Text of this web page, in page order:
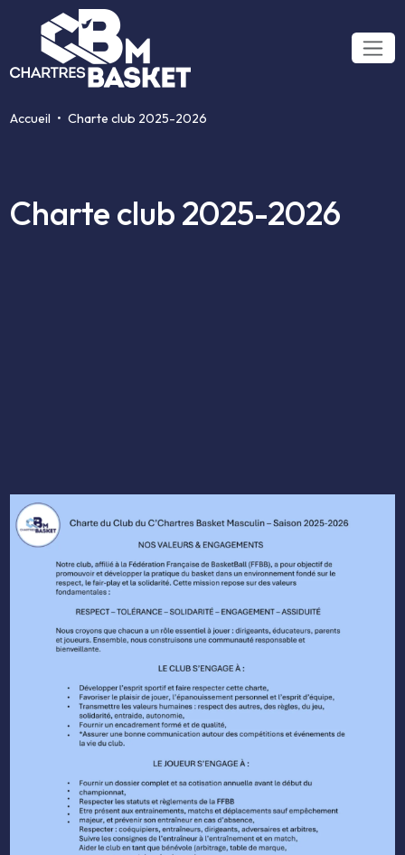
Accueil Charte club 2025-2026
Charte club 2025-2026